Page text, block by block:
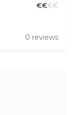
€€€€
0 reviews